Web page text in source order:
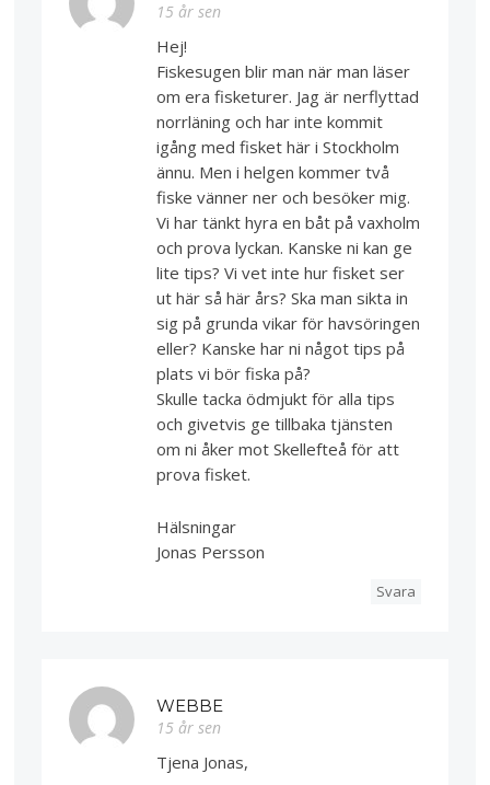
15 år sen
Hej!
Fiskesugen blir man när man läser
om era fisketurer. Jag är nerflyttad
norrläning och har inte kommit
igång med fisket här i Stockholm
ännu. Men i helgen kommer två
fiske vänner ner och besöker mig.
Vi har tänkt hyra en båt på vaxholm
och prova lyckan. Kanske ni kan ge
lite tips? Vi vet inte hur fisket ser
ut här så här års? Ska man sikta in
sig på grunda vikar för havsöringen
eller? Kanske har ni något tips på
plats vi bör fiska på?
Skulle tacka ödmjukt för alla tips
och givetvis ge tillbaka tjänsten
om ni åker mot Skellefteå för att
prova fisket.
Hälsningar
Jonas Persson
Svara
WEBBE
15 år sen
Tjena Jonas,